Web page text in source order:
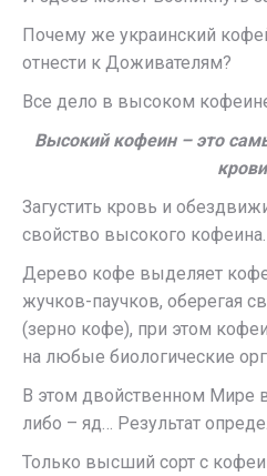
Почему же украинский
отнести к Доживателям?
Все дело в высоком
Высокий кофеин – это
Загустить кровь и
свойство высокого
Дерево кофе выделяет
жучков-паучков, оберегая
(зерно кофе), при этом
на любые биологические
В этом двойственном Мире
либо – яд… Результат
Только высший сорт с